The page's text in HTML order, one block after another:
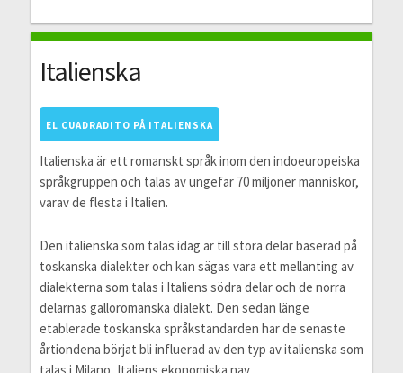
Italienska
EL CUADRADITO PÅ ITALIENSKA
Italienska är ett romanskt språk inom den indoeuropeiska
språkgruppen och talas av ungefär 70 miljoner människor,
varav de flesta i Italien.
Den italienska som talas idag är till stora delar baserad på
toskanska dialekter och kan sägas vara ett mellanting av
dialekterna som talas i Italiens södra delar och de norra
delarnas galloromanska dialekt. Den sedan länge
etablerade toskanska språkstandarden har de senaste
årtiondena börjat bli influerad av den typ av italienska som